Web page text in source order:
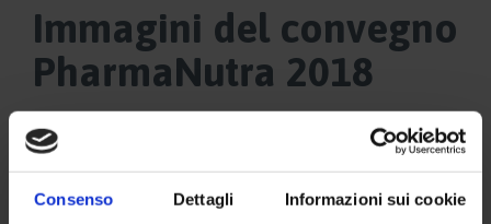
Consenso Dettagli Informazioni sui cookie
Immagini del convegno
PharmaNutra 2018